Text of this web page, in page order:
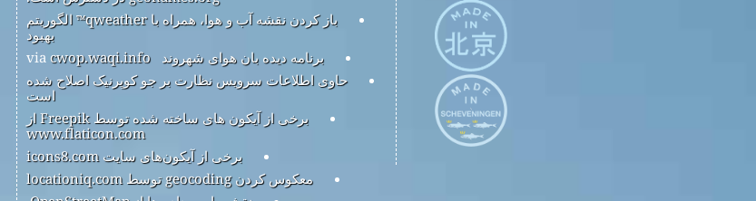
باز کردن نقشه آب و هوا، همراه با qweather™ الگوریتم
بهبود
برنامه دیده بان هوای شهروند
cwop.waqi.info
حاوی اطلاعات سرویس نظارت بر جو کوپرنیک اصلاح شده
است
برخی از آیکون های ساخته شده توسط Freepik از
www.flaticon.com
برخی از آیکون‌های سایت icons8.com
معکوس کردن geocoding توسط locationiq.com